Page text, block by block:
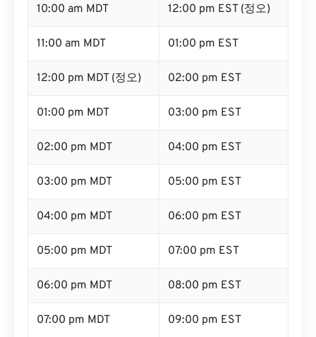
10:00 am MDT 12:00 pm EST (정오)
11:00 am MDT 01:00 pm EST
12:00 pm MDT (정오) 02:00 pm EST
01:00 pm MDT 03:00 pm EST
02:00 pm MDT 04:00 pm EST
03:00 pm MDT 05:00 pm EST
04:00 pm MDT 06:00 pm EST
05:00 pm MDT 07:00 pm EST
06:00 pm MDT 08:00 pm EST
07:00 pm MDT 09:00 pm EST